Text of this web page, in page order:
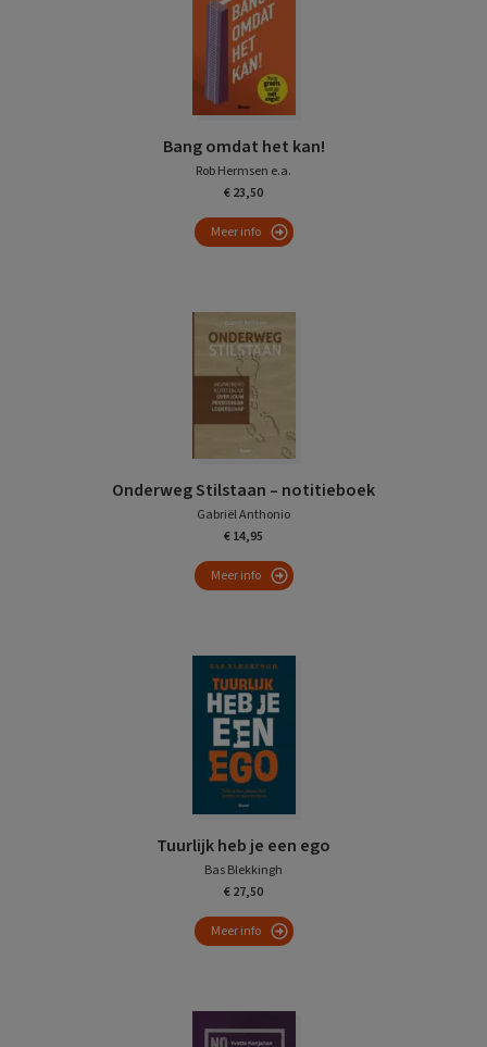
Bang omdat het kan!
Rob Hermsen e.a.
€ 23,50
Meer info
Onderweg Stilstaan – notitieboek
Gabriël Anthonio
€ 14,95
Meer info
Tuurlijk heb je een ego
Bas Blekkingh
€ 27,50
Meer info